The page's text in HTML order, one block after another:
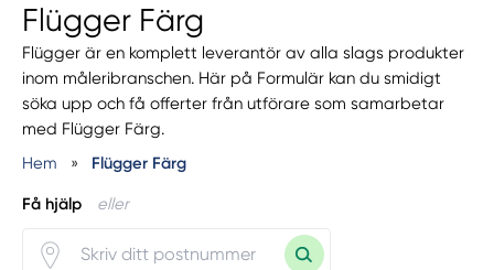
Flügger Färg
Flügger är en komplett leverantör av alla slags produkter
inom måleribranschen. Här på Formulär kan du smidigt
söka upp och få offerter från utförare som samarbetar
med Flügger Färg.
Hem
» Flügger Färg
Få hjälp eller